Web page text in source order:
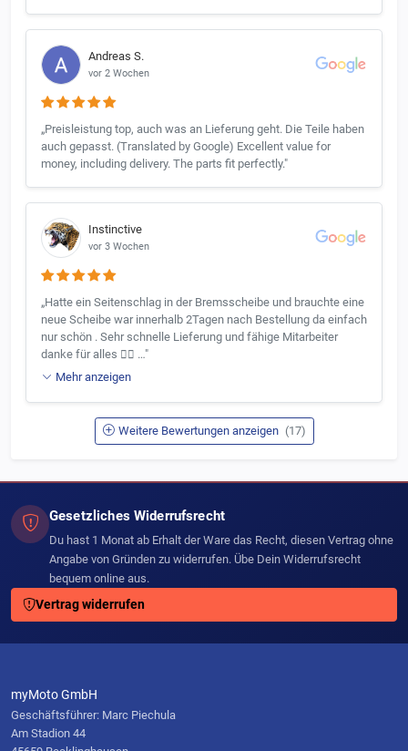
Andreas S.
vor 2 Wochen
„Preisleistung top, auch was an Lieferung geht. Die Teile haben
auch gepasst. (Translated by Google) Excellent value for
money, including delivery. The parts fit perfectly."
Instinctive
vor 3 Wochen
„Hatte ein Seitenschlag in der Bremsscheibe und brauchte eine
neue Scheibe war innerhalb 2Tagen nach Bestellung da einfach
nur schön . Sehr schnelle Lieferung und fähige Mitarbeiter
danke für alles 👍🏼 …"
Mehr anzeigen
Weitere Bewertungen anzeigen (17)
Gesetzliches Widerrufsrecht
Du hast 1 Monat ab Erhalt der Ware das Recht, diesen Vertrag ohne
Angabe von Gründen zu widerrufen. Übe Dein Widerrufsrecht
bequem online aus.
Vertrag widerrufen
myMoto GmbH
Geschäftsführer: Marc Piechula
Am Stadion 44